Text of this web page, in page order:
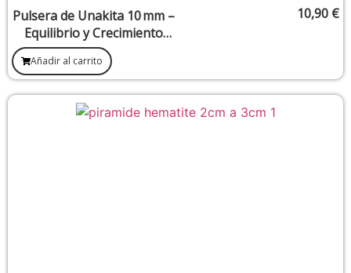
Pulsera de Unakita 10 mm –
Equilibrio y Crecimiento
Personal
10,90 €
Añadir al carrito